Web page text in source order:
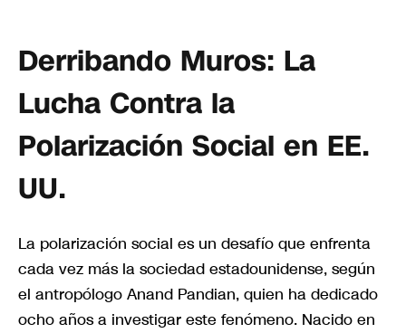
Derribando Muros: La
Lucha Contra la
Polarización Social en EE.
UU.
La polarización social es un desafío que enfrenta
cada vez más la sociedad estadounidense, según
el antropólogo Anand Pandian, quien ha dedicado
ocho años a investigar este fenómeno. Nacido en